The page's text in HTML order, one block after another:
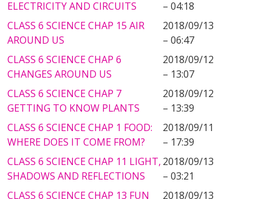
ELECTRICITY AND CIRCUITS
– 04:18
CLASS 6 SCIENCE CHAP 15 AIR
AROUND US
2018/09/13
– 06:47
CLASS 6 SCIENCE CHAP 6
CHANGES AROUND US
2018/09/12
– 13:07
CLASS 6 SCIENCE CHAP 7
GETTING TO KNOW PLANTS
2018/09/12
– 13:39
CLASS 6 SCIENCE CHAP 1 FOOD:
WHERE DOES IT COME FROM?
2018/09/11
– 17:39
CLASS 6 SCIENCE CHAP 11 LIGHT,
SHADOWS AND REFLECTIONS
2018/09/13
– 03:21
CLASS 6 SCIENCE CHAP 13 FUN
2018/09/13